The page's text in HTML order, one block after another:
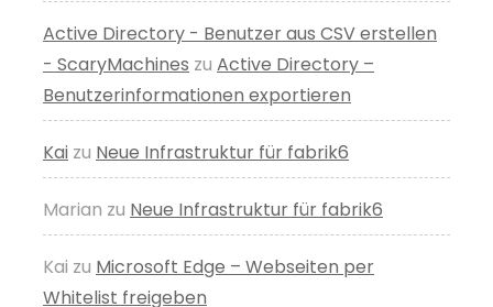
Active Directory - Benutzer aus CSV erstellen
- ScaryMachines zu Active Directory –
Benutzerinformationen exportieren
Kai zu Neue Infrastruktur für fabrik6
Marian zu Neue Infrastruktur für fabrik6
Kai zu Microsoft Edge – Webseiten per
Whitelist freigeben